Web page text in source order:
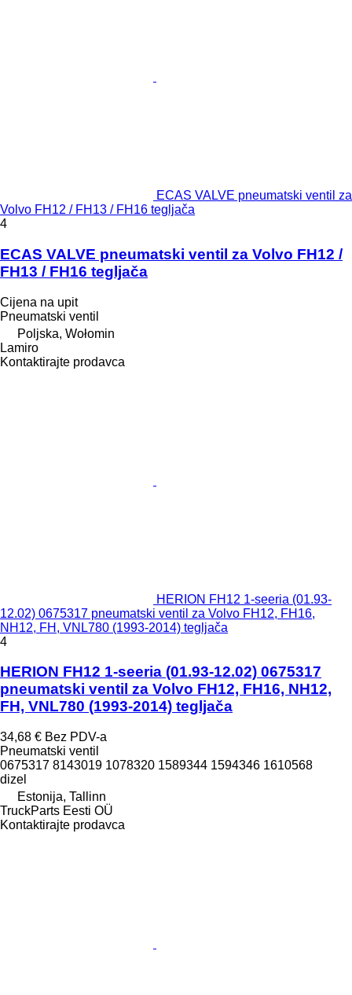
ECAS VALVE pneumatski ventil za
Volvo FH12 / FH13 / FH16 tegljača
4
ECAS VALVE pneumatski ventil za Volvo FH12 /
FH13 / FH16 tegljača
Cijena na upit
Pneumatski ventil
Poljska, Wołomin
Lamiro
Kontaktirajte prodavca
HERION FH12 1-seeria (01.93-
12.02) 0675317 pneumatski ventil za Volvo FH12, FH16,
NH12, FH, VNL780 (1993-2014) tegljača
4
HERION FH12 1-seeria (01.93-12.02) 0675317
pneumatski ventil za Volvo FH12, FH16, NH12,
FH, VNL780 (1993-2014) tegljača
34,68 € Bez PDV-a
Pneumatski ventil
0675317 8143019 1078320 1589344 1594346 1610568
dizel
Estonija, Tallinn
TruckParts Eesti OÜ
Kontaktirajte prodavca